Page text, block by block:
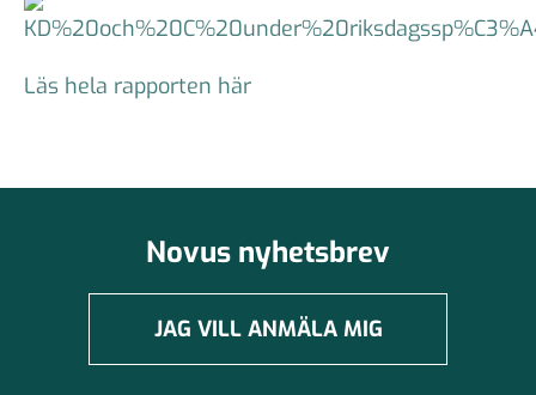
Läs hela rapporten här
Novus nyhetsbrev
JAG VILL ANMÄLA MIG